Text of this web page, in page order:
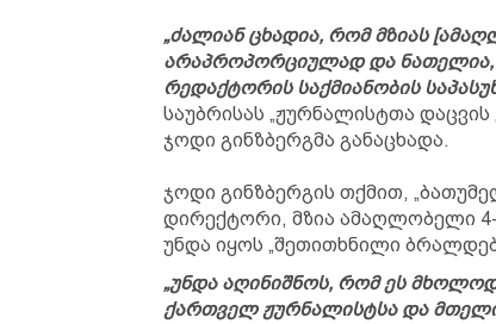
„ძალიან ცხადია, რომ მზიას
არაპროპორციულად და ნათელია,
რედაქტორის საქმიანობის
საუბრისას „ჟურნალისტთა
ჯოდი გინზბერგმა განაცხადა.
ჯოდი გინზბერგის თქმით,
დირექტორი, მზია ამაღლობელი
უნდა იყოს „შეთითხნილი
„უნდა აღინიშნოს, რომ ეს
ქართველ ჟურნალისტსა და